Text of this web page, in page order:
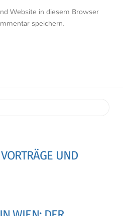
Website in diesem Browser
speichern.
UND